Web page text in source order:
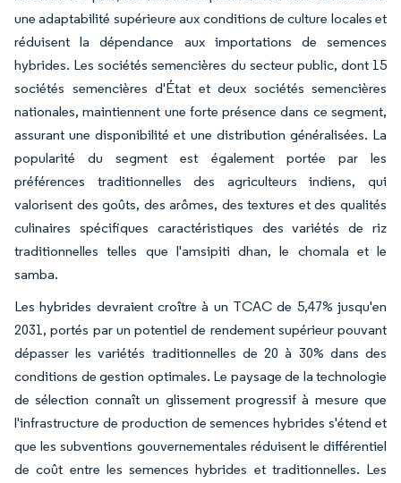
une adaptabilité supérieure aux conditions de culture locales et
réduisent la dépendance aux importations de semences
hybrides. Les sociétés semencières du secteur public, dont 15
sociétés semencières d'État et deux sociétés semencières
nationales, maintiennent une forte présence dans ce segment,
assurant une disponibilité et une distribution généralisées. La
popularité du segment est également portée par les
préférences traditionnelles des agriculteurs indiens, qui
valorisent des goûts, des arômes, des textures et des qualités
culinaires spécifiques caractéristiques des variétés de riz
traditionnelles telles que l'amsipiti dhan, le chomala et le
samba.
Les hybrides devraient croître à un TCAC de 5,47% jusqu'en
2031, portés par un potentiel de rendement supérieur pouvant
dépasser les variétés traditionnelles de 20 à 30% dans des
conditions de gestion optimales. Le paysage de la technologie
de sélection connaît un glissement progressif à mesure que
l'infrastructure de production de semences hybrides s'étend et
que les subventions gouvernementales réduisent le différentiel
de coût entre les semences hybrides et traditionnelles. Les